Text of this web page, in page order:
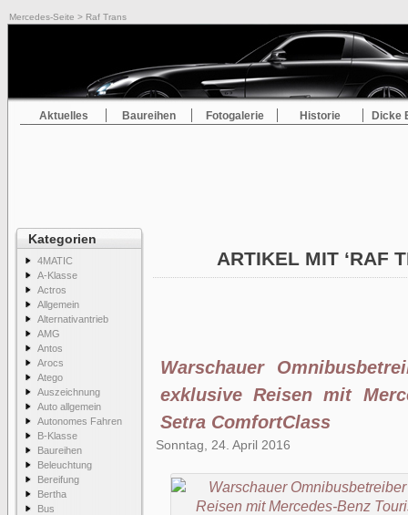
Mercedes-Seite > Raf Trans
Aktuelles Baureihen Fotogalerie Historie Dicke
Kategorien
4MATIC
A-Klasse
Actros
Allgemein
Alternativantrieb
AMG
Antos
Arocs
Atego
Auszeichnung
Auto allgemein
Autonomes Fahren
B-Klasse
Baureihen
Beleuchtung
Bereifung
Bertha
Bus
ARTIKEL MIT ‘RAF
Warschauer
exklusive Reisen mit
Setra ComfortClass
Sonntag, 24. April 2016